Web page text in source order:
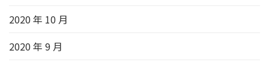
2020 年 10 月
2020 年 9 月